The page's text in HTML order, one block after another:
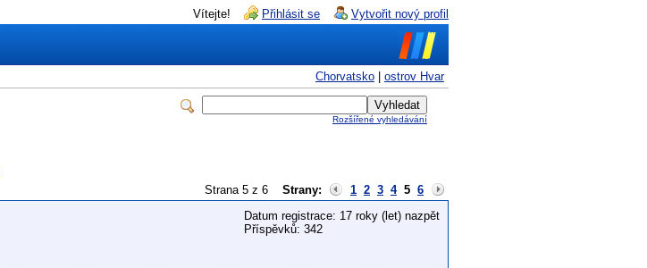
Vítejte! Přihlásit se Vytvořit nový profil
Chorvatsko ostrov Hvar
Rozšířené vyhledávání
Strana 5 z 6 Strany: 1 2 3 4 5 6
Datum registrace: 17 roky (let) nazpět
Příspěvků: 342